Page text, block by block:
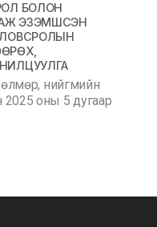
БОЛОН
ЭЗЭМШСЭН
нийгмийн
оны 5 дугаар